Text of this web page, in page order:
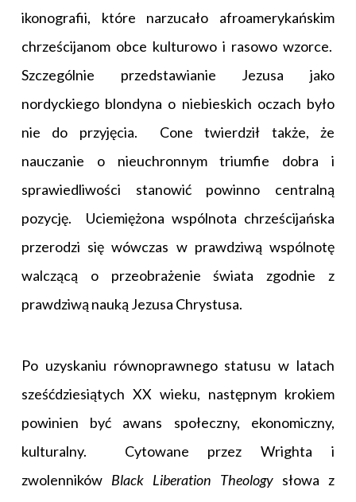
ikonografii, które narzucało afroamerykańskim
chrześcijanom obce kulturowo i rasowo wzorce.
Szczególnie przedstawianie Jezusa jako
nordyckiego blondyna o niebieskich oczach było
nie do przyjęcia. Cone twierdził także, że
nauczanie o nieuchronnym triumfie dobra i
sprawiedliwości stanowić powinno centralną
pozycję. Uciemiężona wspólnota chrześcijańska
przerodzi się wówczas w prawdziwą wspólnotę
walczącą o przeobrażenie świata zgodnie z
prawdziwą nauką Jezusa Chrystusa.
Po uzyskaniu równoprawnego statusu w latach
sześćdziesiątych XX wieku, następnym krokiem
powinien być awans społeczny, ekonomiczny,
kulturalny. Cytowane przez Wrighta i
zwolenników Black Liberation Theologysłowa z